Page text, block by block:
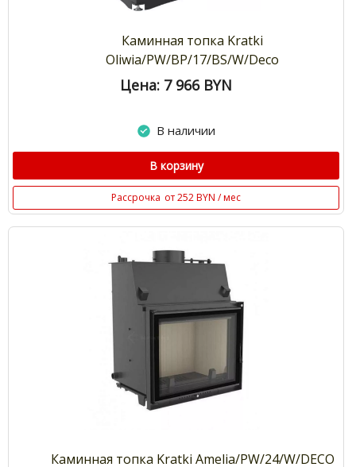
Каминная топка Kratki
Oliwia/PW/BP/17/BS/W/Deco
Цена: 7 966 BYN
В наличии
В корзину
Рассрочка от 252 BYN / мес
Каминная топка Kratki Amelia/PW/24/W/DECO